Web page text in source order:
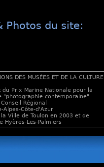
Photos du site:
DES MUSÉES ET DE LA CULTURE
du Prix Marine Nationale pour la
"photographie contemporaine"
Régional
Alpes-Côte-d'Azur
Ville de Toulon en 2003 et de
Hyères-Les-Palmiers